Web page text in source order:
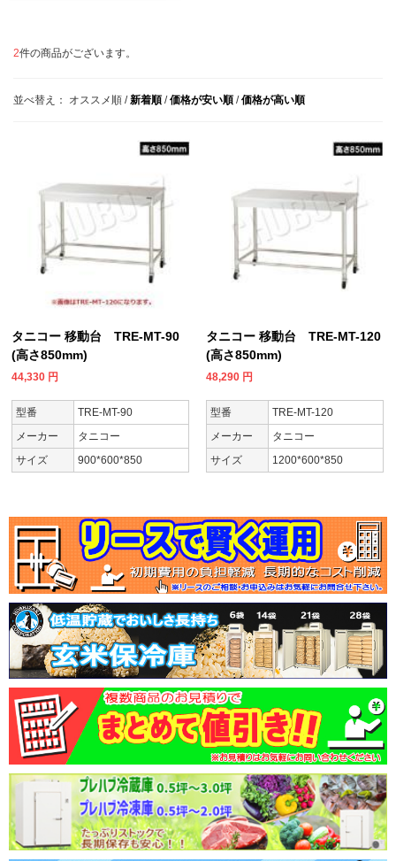
2件の商品がございます。
並べ替え： オススメ順 /新着順 /価格が安い順 /価格が高い順
タニコー 移動台 TRE-MT-90
(高さ850mm)
44,330 円
型番
TRE-MT-90
メーカー
タニコー
サイズ
900*600*850
タニコー 移動台 TRE-MT-120
(高さ850mm)
48,290 円
型番
TRE-MT-120
メーカー
タニコー
サイズ
1200*600*850